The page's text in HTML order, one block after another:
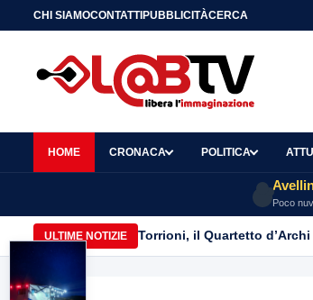
CHI SIAMOCONTATTIPUBBLICITÀCERCA
HOME CRONACA POLITICA
Poco
ULTIME NOTIZIE Torrioni, il Quartetto